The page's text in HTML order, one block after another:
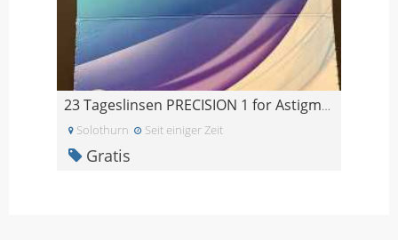
23 Tageslinsen PRECISION 1 for Astigmatism -4.5
Solothurn Seit einiger Zeit
Gratis